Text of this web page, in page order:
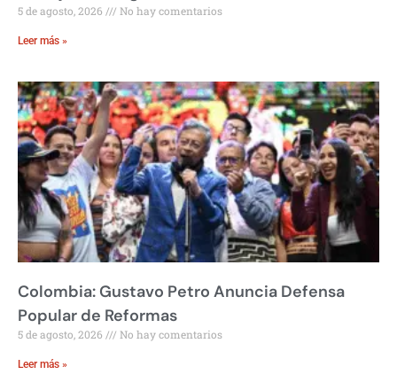
5 de agosto, 2026 No hay comentarios
Leer más »
Colombia: Gustavo Petro Anuncia Defensa
Popular de Reformas
5 de agosto, 2026 No hay comentarios
Leer más »